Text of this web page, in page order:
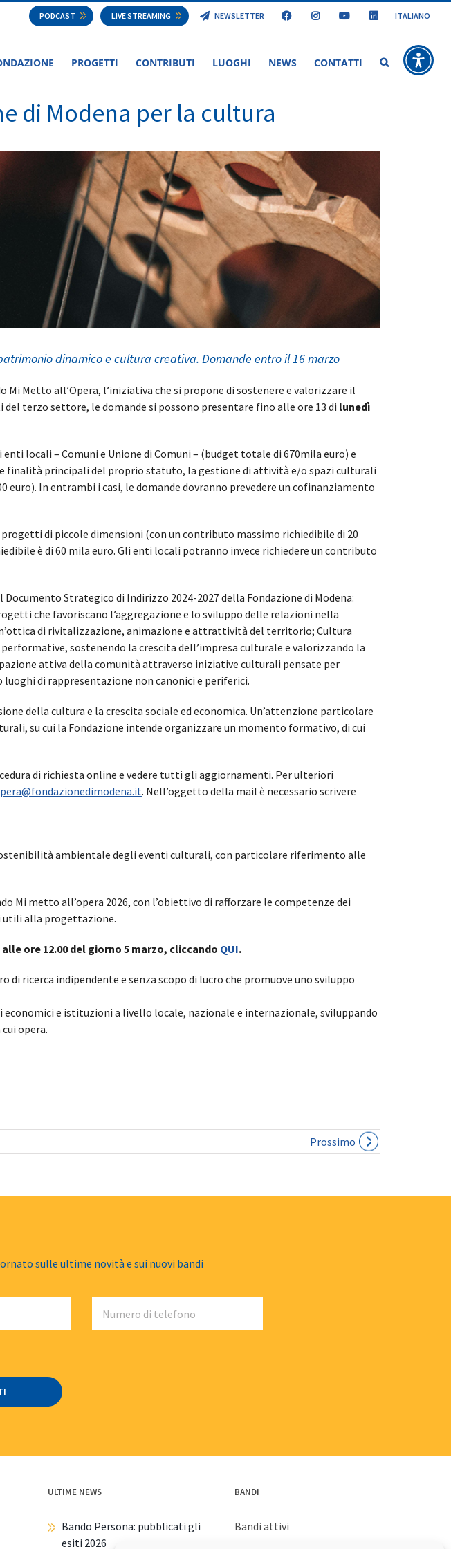
PODCAST LIVE STREAMING NEWSLETTER ITALIANO
PROGETTI CONTRIBUTI LUOGHI NEWS CONTATTI Mi Metto
di Modena per la cultura
dinamico e cultura creativa. Domande entro il 16 marzo
Mi Metto all’Opera, l’iniziativa che si propone di sostenere e valorizzare il
terzo settore, le domande si possono presentare fino alle ore 13 di lunedì
locali – Comuni e Unione di Comuni – (budget totale di 670mila euro) e
principali del proprio statuto, la gestione di attività e/o spazi culturali
In entrambi i casi, le domande dovranno prevedere un cofinanziamento
di piccole dimensioni (con un contributo massimo richiedibile di 20
è di 60 mila euro. Gli enti locali potranno invece richiedere un contributo
Strategico di Indirizzo 2024-2027 della Fondazione di Modena:
che favoriscano l’aggregazione e lo sviluppo delle relazioni nella
di rivitalizzazione, animazione e attrattività del territorio; Cultura
sostenendo la crescita dell’impresa culturale e valorizzando la
attiva della comunità attraverso iniziative culturali pensate per
di rappresentazione non canonici e periferici.
della cultura e la crescita sociale ed economica. Un’attenzione particolare
su cui la Fondazione intende organizzare un momento formativo, di cui
di richiesta online e vedere tutti gli aggiornamenti. Per ulteriori
. Nell’oggetto della mail è necessario scrivere
ambientale degli eventi culturali, con particolare riferimento alle
Mi metto all’opera 2026, con l’obiettivo di rafforzare le competenze dei
alla progettazione.
ore 12.00 del giorno 5 marzo, cliccando QUI.
di ricerca indipendente e senza scopo di lucro che promuove uno sviluppo
e istituzioni a livello locale, nazionale e internazionale, sviluppando
opera.
Prossimo
sulle ultime novità e sui nuovi bandi
ULTIME NEWS
Bando Persona: pubblicati gli
esiti 2026
BANDI
Bandi attivi